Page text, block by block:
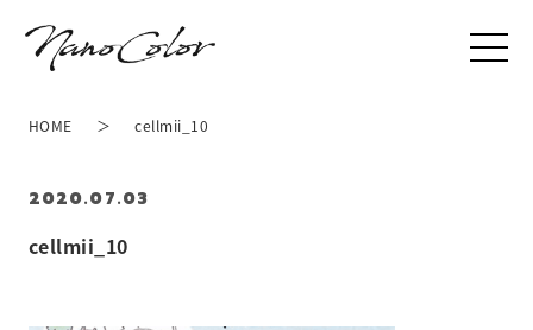
cellmii_10
2020.07.03
HOME cellmii_10